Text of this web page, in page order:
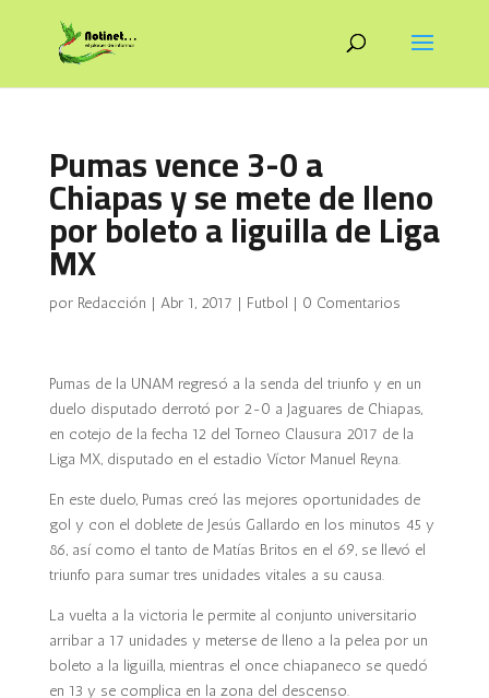
Pumas vence 3-0 a
Chiapas y se mete de lleno
por boleto a liguilla de Liga
MX
por Redacción | Abr 1, 2017 | Futbol | 0 Comentarios
Pumas de la UNAM regresó a la senda del triunfo y en un
duelo disputado derrotó por 2-0 a Jaguares de Chiapas,
en cotejo de la fecha 12 del Torneo Clausura 2017 de la
Liga MX, disputado en el estadio Víctor Manuel Reyna.
En este duelo, Pumas creó las mejores oportunidades de
gol y con el doblete de Jesús Gallardo en los minutos 45 y
86, así como el tanto de Matías Britos en el 69, se llevó el
triunfo para sumar tres unidades vitales a su causa.
La vuelta a la victoria le permite al conjunto universitario
arribar a 17 unidades y meterse de lleno a la pelea por un
boleto a la liguilla, mientras el once chiapaneco se quedó
en 13 y se complica en la zona del descenso.